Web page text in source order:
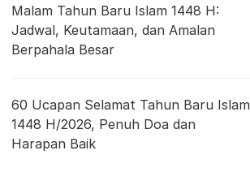
Malam Tahun Baru Islam 1448 H:
Jadwal, Keutamaan, dan Amalan
Berpahala Besar
60 Ucapan Selamat Tahun Baru Islam
1448 H/2026, Penuh Doa dan
Harapan Baik